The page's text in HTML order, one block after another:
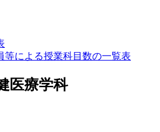
等による授業科目数の一覧表
医療学科